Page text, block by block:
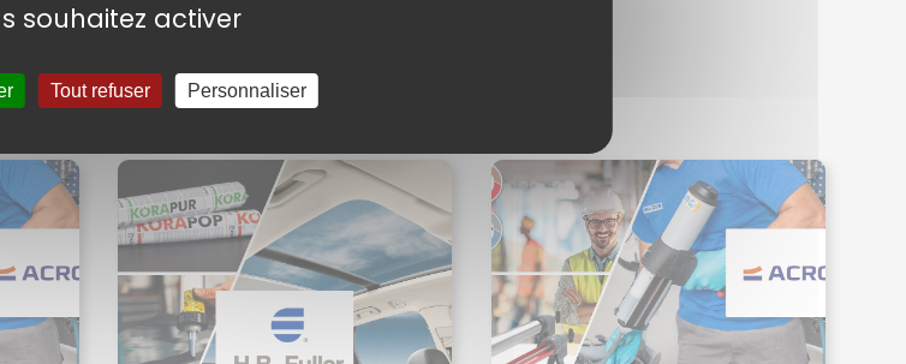
souhaitez activer
Tout refuser Personnaliser